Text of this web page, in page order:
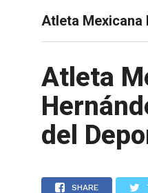
Atleta Mexicana
Atleta
del
SHARE